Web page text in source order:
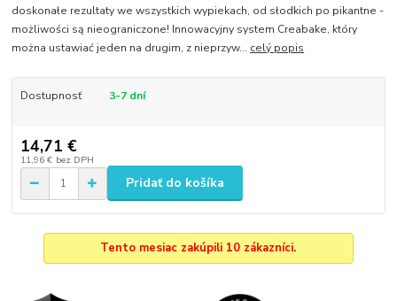
doskonałe rezultaty we wszystkich wypiekach, od słodkich po pikantne -
możliwości są nieograniczone! Innowacyjny system Creabake, który
można ustawiać jeden na drugim, z nieprzyw... celý popis
Dostupnosť 3-7 dní
14,71 €
11,96 € bez DPH
Pridať do košíka
Tento mesiac zakúpili 10 zákazníci.